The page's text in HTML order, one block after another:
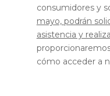
consumidores y
mayo, podrán
asistencia y
cómo acceder a